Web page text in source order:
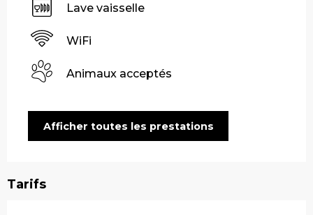
Lave vaisselle
WiFi
Animaux acceptés
Afficher toutes les prestations
Tarifs